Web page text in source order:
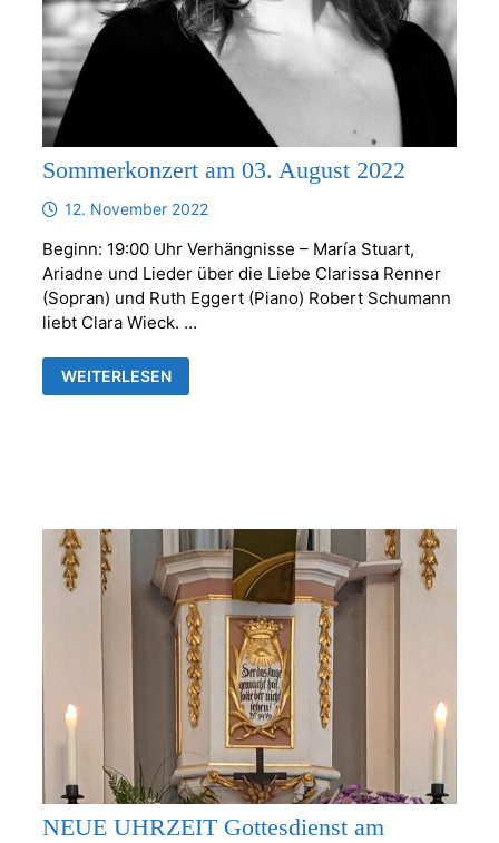
Sommerkonzert am 03. August 2022
12. November 2022
Beginn: 19:00 Uhr Verhängnisse – María Stuart,
Ariadne und Lieder über die Liebe Clarissa Renner
(Sopran) und Ruth Eggert (Piano) Robert Schumann
liebt Clara Wieck. …
SOMMERKONZERT
AM
WEITERLESEN
NEUE UHRZEIT Gottesdienst am